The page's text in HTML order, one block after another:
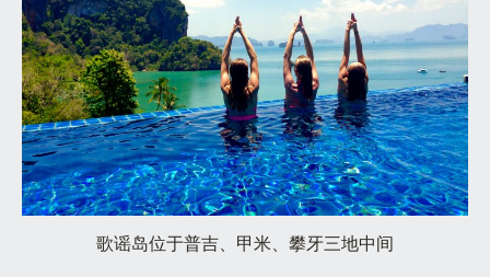
歌谣岛位于普吉、甲米、攀牙三地中间